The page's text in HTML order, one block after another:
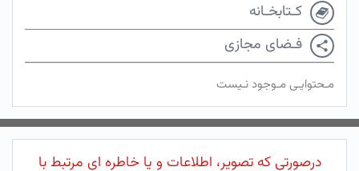
کـتابخـانه
فـضای مجازی
مـحتوایـی مـوجود نـیست
درصورتی که تصویر، اطلاعات و یا خاطره ای مرتبط با